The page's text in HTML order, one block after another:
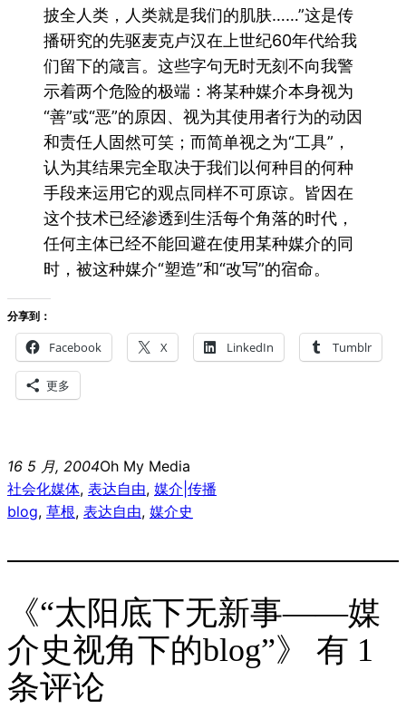
披全人类，人类就是我们的肌肤……”这是传
播研究的先驱麦克卢汉在上世纪60年代给我
们留下的箴言。这些字句无时无刻不向我警
示着两个危险的极端：将某种媒介本身视为
“善”或“恶”的原因、视为其使用者行为的动因
和责任人固然可笑；而简单视之为“工具”，
认为其结果完全取决于我们以何种目的何种
手段来运用它的观点同样不可原谅。皆因在
这个技术已经渗透到生活每个角落的时代，
任何主体已经不能回避在使用某种媒介的同
时，被这种媒介“塑造”和“改写”的宿命。
分享到：
Facebook X LinkedIn Tumblr
更多
16 5 月, 2004Oh My Media
社会化媒体, 表达自由, 媒介|传播
blog, 草根, 表达自由, 媒介史
《“太阳底下无新事——媒
介史视角下的blog”》 有 1
条评论